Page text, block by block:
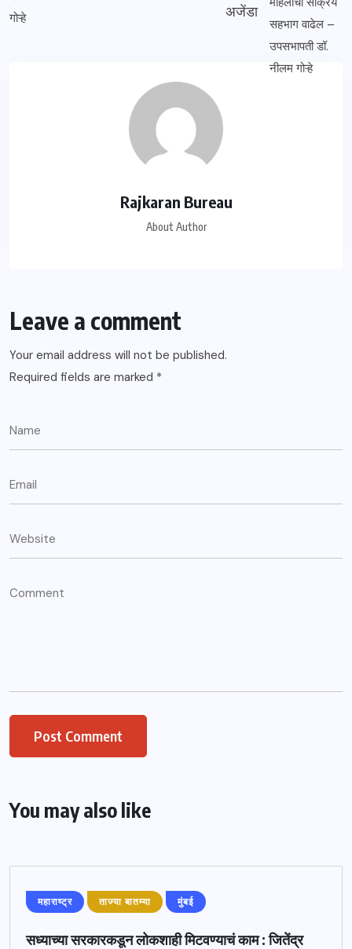
अजेंडा
Rajkaran Bureau
About Author
Leave a comment
Your email address will not be published.
Required fields are marked *
You may also like
महाराष्ट्र ताज्या बातम्या मुंबई
सध्याच्या सरकारकडून लोकशाही मिटवण्याचं काम : जितेंद्र